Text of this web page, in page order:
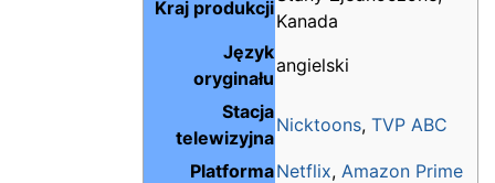
Kraj produkcji
Kanada
Język
oryginału
angielski
Stacja
telewizyjna
Nicktoons, TVP ABC
PlatformaNetflix, Amazon Prime